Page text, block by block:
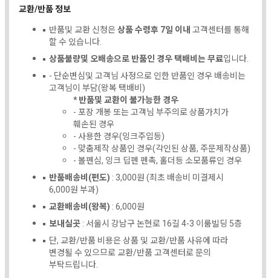
교환/반품 정보
반품및 교환 신청은상품 수령후 7일 이내고객센터를 통해
할 수 있습니다.
상품불량및 오배송으로 반품인 경우 택배비는 무료입니다.
- 단순변심및 고객님 사정으로 인한 반품인 경우 배송비는
고객님이 부담(왕복 택배비)
* 반품및 교환이 불가능한 경우
- 포장 개봉 또는 고객님 부주의로 상품가치가
훼손된 경우
- 사용한 경우(잉크주입등)
- 맞춤제작 상품인 경우(각인된 상품, 주문제작상품)
- 볼펜심, 잉크 딥펜 펜촉, 홀더등 소모품류인 경우
반품배송비(편도) : 3,000원 (최초 배송비 미결제시
6,000원 부과)
교환배송비(왕복) : 6,000원
보내실곳: 서울시 강남구 논현로 16길 4-3 이룸빌딩 5층
단, 교환/반품 비용은 상품 및 교환/반품 사유에 따라
변경될 수 있으므로 교환/반품 고객센터로 문의
부탁드립니다.